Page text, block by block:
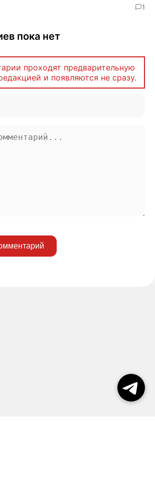
1
пока нет
проходят предварительную
и появляются не сразу.